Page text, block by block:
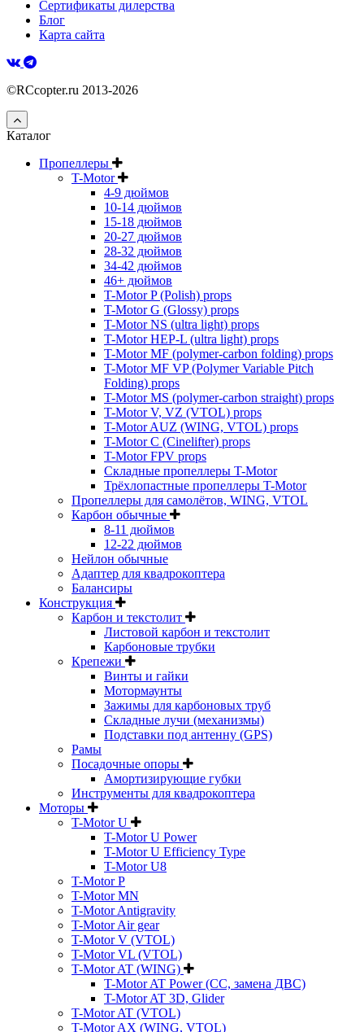
Сертификаты дилерства
Блог
Карта сайта
©RCcopter.ru 2013-2026
Каталог
Пропеллеры
T-Motor
4-9 дюймов
10-14 дюймов
15-18 дюймов
20-27 дюймов
28-32 дюймов
34-42 дюймов
46+ дюймов
T-Motor P (Polish) props
T-Motor G (Glossy) props
T-Motor NS (ultra light) props
T-Motor HEP-L (ultra light) props
T-Motor MF (polymer-carbon folding) props
T-Motor MF VP (Polymer Variable Pitch
Folding) props
T-Motor MS (polymer-carbon straight) props
T-Motor V, VZ (VTOL) props
T-Motor AUZ (WING, VTOL) props
T-Motor C (Cinelifter) props
T-Motor FPV props
Складные пропеллеры T-Motor
Трёхлопастные пропеллеры T-Motor
Пропеллеры для самолётов, WING, VTOL
Карбон обычные
8-11 дюймов
12-22 дюймов
Нейлон обычные
Адаптер для квадрокоптера
Балансиры
Конструкция
Карбон и текстолит
Листовой карбон и текстолит
Карбоновые трубки
Крепежи
Винты и гайки
Мотормаунты
Зажимы для карбоновых труб
Складные лучи (механизмы)
Подставки под антенну (GPS)
Рамы
Посадочные опоры
Амортизирующие губки
Инструменты для квадрокоптера
Моторы
T-Motor U
T-Motor U Power
T-Motor U Efficiency Type
T-Motor U8
T-Motor P
T-Motor MN
T-Motor Antigravity
T-Motor Air gear
T-Motor V (VTOL)
T-Motor VL (VTOL)
T-Motor AT (WING)
T-Motor AT Power (CC, замена ДВС)
T-Motor AT 3D, Glider
T-Motor AT (VTOL)
T-Motor AX (WING, VTOL)